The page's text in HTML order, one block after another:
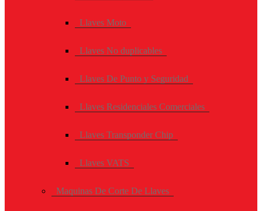
Llaves Moto
Llaves No duplicables
Llaves De Punto y Seguridad
Llaves Residenciales Comerciales
Llaves Transponder Chip
Llaves VATS
Maquinas De Corte De Llaves